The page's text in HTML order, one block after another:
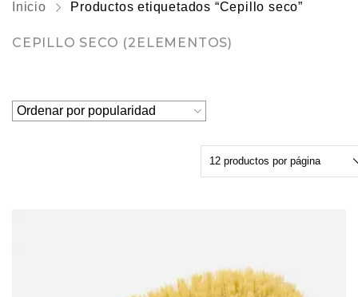
Inicio Productos etiquetados “Cepillo seco”
CEPILLO SECO (2ELEMENTOS)